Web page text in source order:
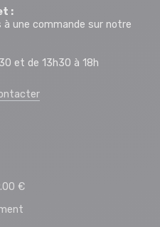
:
une commande sur notre
et de 13h30 à 18h
€